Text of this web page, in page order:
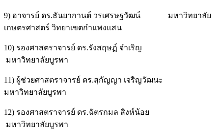
9) อาจารย์ ดร.ธันยากานต์ วรเศรษฐวัฒน์ มหาวิทยาลัย
เกษตรศาสตร์ วิทยาเขตกำแพงแสน
10) รองศาสตราจารย์ ดร.รังสฤษฏ์ จำเริญ
มหาวิทยาลัยบูรพา
11) ผู้ช่วยศาสตราจารย์ ดร.สุกัญญา เจริญวัฒนะ
มหาวิทยาลัยบูรพา
12) รองศาสตราจารย์ ดร.ฉัตรกมล สิงห์น้อย
มหาวิทยาลัยบูรพา